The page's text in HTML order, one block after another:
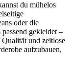
du mühelos
oder die
gekleidet –
und zeitlose
aufzubauen,